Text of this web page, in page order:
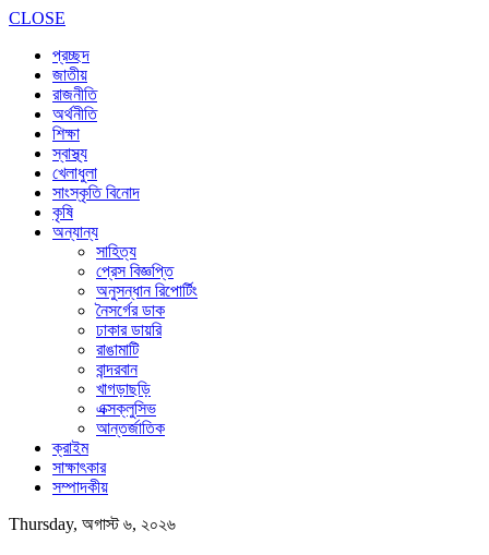
CLOSE
প্রচ্ছদ
জাতীয়
রাজনীতি
অর্থনীতি
শিক্ষা
স্বাস্থ্য
খেলাধুলা
সাংস্কৃতি বিনোদ
কৃষি
অন্যান্য
সাহিত্য
প্রেস বিজ্ঞপ্তি
অনুসন্ধান রিপোর্টিং
নৈসর্গের ডাক
ঢাকার ডায়রি
রাঙামাটি
বান্দরবান
খাগড়াছড়ি
এক্সক্লুসিভ
আন্তর্জাতিক
ক্রাইম
সাক্ষাৎকার
সম্পাদকীয়
Thursday, অগাস্ট ৬, ২০২৬